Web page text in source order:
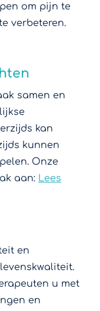
om pijn te
verbeteren.
samen en
kan
kunnen
Onze
aan: Lees
en
u met
en